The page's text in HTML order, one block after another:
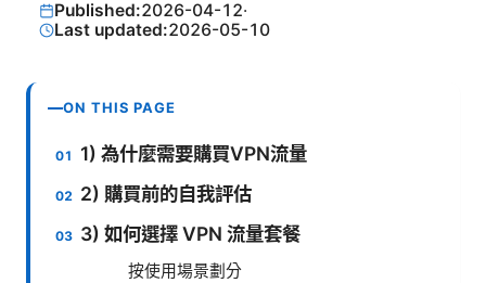
Published:2026-04-12·
Last updated:2026-05-10
ON THIS PAGE
1) 為什麼需要購買VPN流量
2) 購買前的自我評估
3) 如何選擇 VPN 流量套餐
按使用場景劃分